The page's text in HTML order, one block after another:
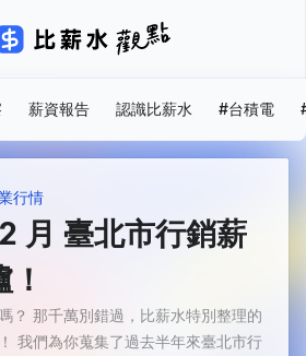
薪資報告 認識比薪水 #台積電
行情
月 臺北市行銷薪
？ 那千萬別錯過，比薪水特別整理的
我們為你蒐集了過去半年來臺北市行